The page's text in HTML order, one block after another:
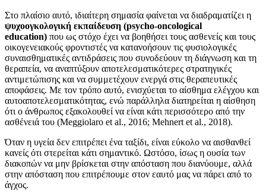
Στο πλαίσιο αυτό, ιδιαίτερη σημασία φαίνεται να διαδραματίζει η
ψυχοογκολογική εκπαίδευση (psycho-oncological
education) που ως στόχο έχει να βοηθήσει τους ασθενείς και τους
οικογενειακούς φροντιστές να κατανοήσουν τις φυσιολογικές
συναισθηματικές αντιδράσεις που συνοδεύουν τη διάγνωση και τη
θεραπεία, να αναπτύξουν αποτελεσματικότερες στρατηγικές
αντιμετώπισης και να συμμετέχουν ενεργά στις θεραπευτικές
αποφάσεις. Με τον τρόπο αυτό, ενισχύεται το αίσθημα ελέγχου και
αυτοαποτελεσματικότητας, ενώ παράλληλα διατηρείται η αίσθηση
ότι ο άνθρωπος εξακολουθεί να είναι κάτι περισσότερο από την
ασθένειά του (Meggiolaro et al., 2016; Mehnert et al., 2018).
Όταν η υγεία δεν επιτρέπει ένα ταξίδι, είναι εύκολο να αισθανθεί
κανείς ότι στερείται κάτι σημαντικό. Ωστόσο, ίσως η ουσία των
διακοπών να μην βρίσκεται στην απόσταση που διανύουμε, αλλά
στην απόσταση που επιτρέπουμε στον εαυτό μας να πάρει από το
άγχος.